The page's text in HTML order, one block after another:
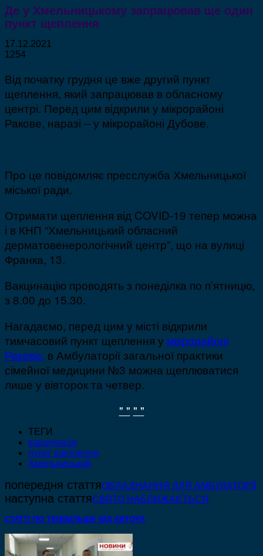
Де у Хмельницькому запрацював ще один
пункт щеплення
17.12.2021
1254
Від початку грудня це вже другий пункт
щеплення, який запрацював в обласному
центрі. Перед цим відкрили у мікрорайоні
Ракове, наразі – у мікрорайоні Дубове.
Про це повідомляє пресслужба Хмельницької
міської ради.
Отримати щеплення від COVID-19 тепер можна
і в КНП “Хмельницький обласний
дерматовенерологічний центр”, що на вулиці
Франка, 13.
Вакцинацію проводять з понеділка по п’ятницю,
з 8.00 до 15.30.
Нагадаємо, перед цим у місті відкрили
тимчасовий пункт щеплення у мікрорайоні
Ракове, в Амбулаторії загальної практики
сімейної медицини №3 можна щеплюватися
лише у вівторок та четвер.
" " " "
ТЕГИ
вакцинація
пункт щеплення
Хмельницький
попередня статтяОБЛАДНАННЯ ДЛЯ АМБУЛАТОРІЇ
наступна статтяСВЯТО НАБЛИЖАЄТЬСЯ
СТАТТІ ПО ТЕМІ БІЛЬШЕ ВІД АВТОРА